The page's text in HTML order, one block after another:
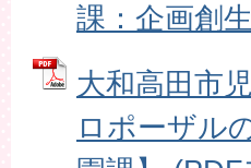
課：企画創
大和高田市
ロポーザル